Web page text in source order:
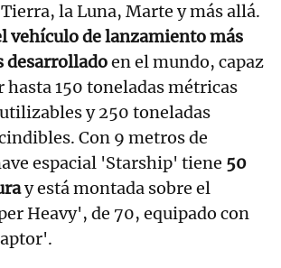
la Luna, Marte y más allá.
vehículo de lanzamiento más
desarrolladoen el mundo, capaz
150 toneladas métricas
y 250 toneladas
Con 9 metros de
espacial 'Starship' tiene 50
y está montada sobre el
Heavy', de 70, equipado con